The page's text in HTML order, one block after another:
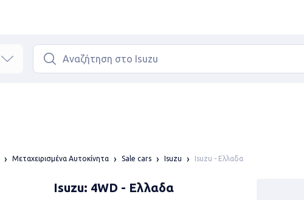
Μεταχειρισμένα Αυτοκίνητα Sale cars Isuzu Isuzu - Ελλαδα
Isuzu: 4WD - Ελλαδα